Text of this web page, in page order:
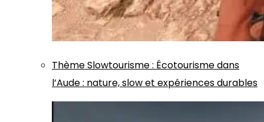
ThèmeSlowtourisme: Écotourisme dans
l’Aude : nature, slow et expériences durables